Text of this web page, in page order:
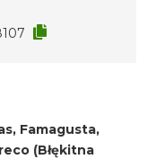
Famagusta,
(Błękitna